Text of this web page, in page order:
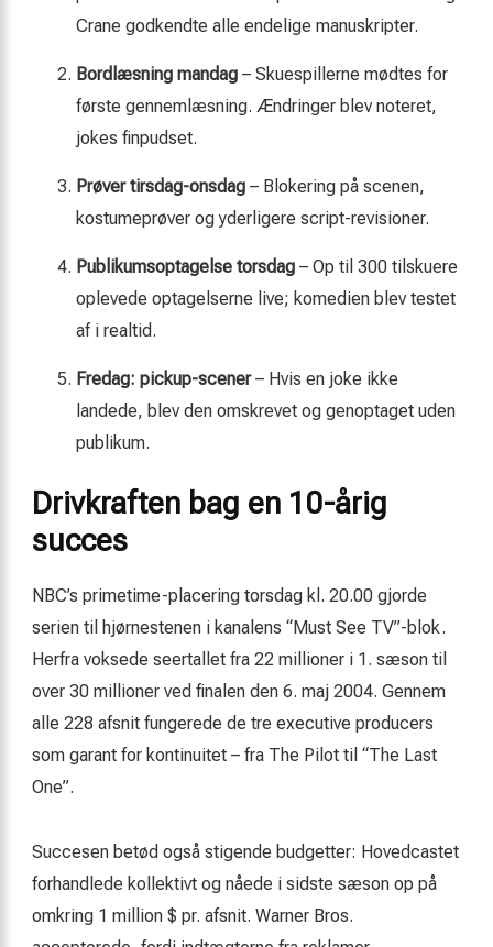
Crane godkendte alle endelige manuskripter.
Bordlæsning mandag – Skuespillerne mødtes for
første gennemlæsning. Ændringer blev noteret,
jokes finpudset.
Prøver tirsdag-onsdag – Blokering på scenen,
kostumeprøver og yderligere script-revisioner.
Publikumsoptagelse torsdag – Op til 300 tilskuere
oplevede optagelserne live; komedien blev testet
af i realtid.
Fredag: pickup-scener– Hvis en joke ikke
landede, blev den omskrevet og genoptaget uden
publikum.
Drivkraften bag en 10-årig
succes
NBC’s primetime-placering torsdag kl. 20.00 gjorde
serien til hjørnestenen i kanalens “Must See TV”-blok.
Herfra voksede seertallet fra 22 millioner i 1. sæson til
over 30 millioner ved finalen den 6. maj 2004. Gennem
alle 228 afsnit fungerede de tre executive producers
som garant for kontinuitet – fra The Pilot til “The Last
One”.
Succesen betød også stigende budgetter: Hovedcastet
forhandlede kollektivt og nåede i sidste sæson op på
omkring 1 million $ pr. afsnit. Warner Bros.